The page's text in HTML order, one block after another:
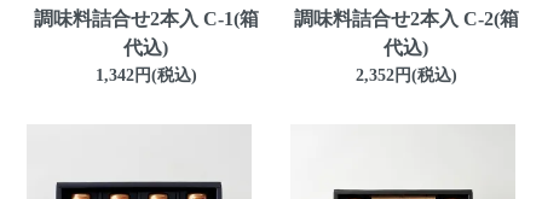
調味料詰合せ2本入 C-1(箱
代込)
1,342円(税込)
調味料詰合せ2本入 C-2(箱
代込)
2,352円(税込)